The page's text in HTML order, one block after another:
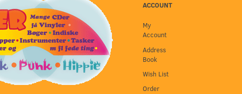
ACCOUNT
My
Account
Address
Book
Wish List
Order